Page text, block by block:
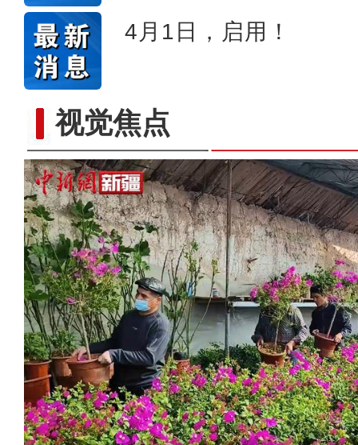
4月1日，启用！
视觉焦点新疆莎车县2023年重点